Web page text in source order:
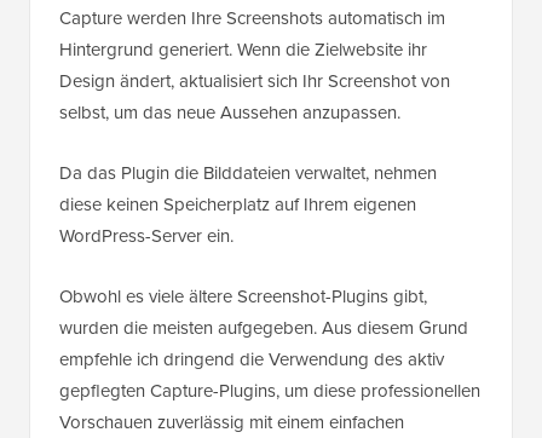
Capture werden Ihre Screenshots automatisch im
Hintergrund generiert. Wenn die Zielwebsite ihr
Design ändert, aktualisiert sich Ihr Screenshot von
selbst, um das neue Aussehen anzupassen.
Da das Plugin die Bilddateien verwaltet, nehmen
diese keinen Speicherplatz auf Ihrem eigenen
WordPress-Server ein.
Obwohl es viele ältere Screenshot-Plugins gibt,
wurden die meisten aufgegeben. Aus diesem Grund
empfehle ich dringend die Verwendung des aktiv
gepflegten Capture-Plugins, um diese professionellen
Vorschauen zuverlässig mit einem einfachen